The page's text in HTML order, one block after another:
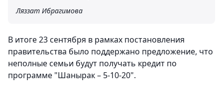
Ляззат Ибрагимова
В итоге 23 сентября в рамках постановления
правительства было поддержано предложение, что
неполные семьи будут получать кредит по
программе "Шанырак – 5-10-20".